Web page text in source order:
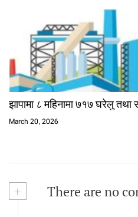
झापामा ८ महिनामा ७१७ घरेलु तथा
March 20, 2026
+ There are no